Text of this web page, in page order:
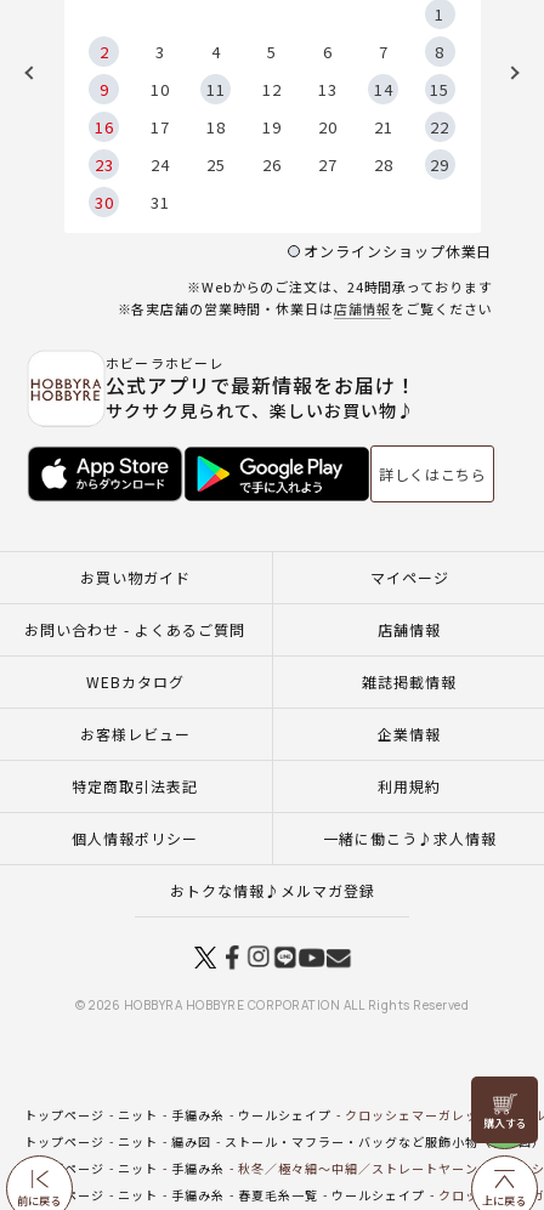
前に戻る
リリヤン
フェア
上に戻る
1
2
3 4 5 6 7
8
9
10 11 12 13 14
15
16
17 18 19 20 21
22
23
24 25 26 27 28
29
30
31
オンラインショップ休業日
※Webからのご注文は、24時間承っております
※各実店舗の営業時間・休業日は店舗情報をご覧ください
ホビーラホビーレ
公式アプリで最新情報をお届け！
サクサク見られて、楽しいお買い物♪
詳しくはこちら
お買い物ガイド マイページ
お問い合わせ - よくあるご質問 店舗情報
WEBカタログ 雑誌掲載情報
お客様レビュー 企業情報
特定商取引法表記 利用規約
個人情報ポリシー 一緒に働こう♪求人情報
おトクな情報♪メルマガ登録
© 2026 HOBBYRA HOBBYRE CORPORATION ALL Rights Reserved
トップページ ニット 手編み糸 ウールシェイプ
クロッシェマーガレット＜ウー
トップページ
ニット 編み図
ストール・マフラー・バッグなど服飾小物（編み図）
トップページ
ニット 手編み糸 秋冬／極々細～中細／ストレートヤーン
ウール
トップページ
ニット 手編み糸 春夏毛糸一覧 ウールシェイプ クロッシェマー